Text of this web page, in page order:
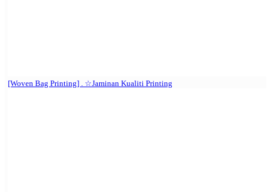
[Woven Bag Printing] . ☆Jaminan Kualiti Printing